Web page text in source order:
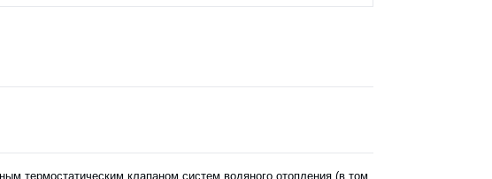
термостатическим клапаном систем водяного отопления (в том